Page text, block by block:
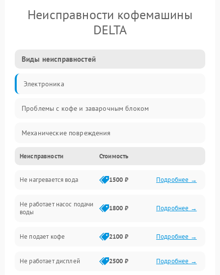
Неисправности кофемашины
DELTA
Виды неисправностей
Электроника
Проблемы с кофе и заварочным блоком
Механические повреждения
Прочие неисправности
Включение и работа
Проблемы с водой
Проблемы с капучинатором и паром
Управление и электроника
Неисправности Стоимость
Не нагревается вода 1500 ₽ Подробнее →
Не работает насос подачи
воды
1800 ₽ Подробнее →
Не подает кофе 2100 ₽ Подробнее →
Не работает дисплей 2500 ₽ Подробнее →